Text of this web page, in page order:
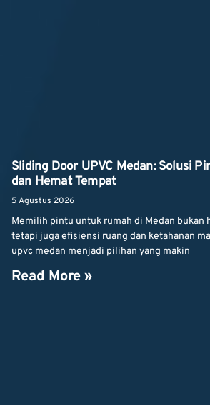
Sliding Door UPVC Medan: Solusi
dan Hemat Tempat
5 Agustus 2026
Memilih pintu untuk rumah di Medan bukan
tetapi juga efisiensi ruang dan ketahanan
upvc medan menjadi pilihan yang makin
Read More »